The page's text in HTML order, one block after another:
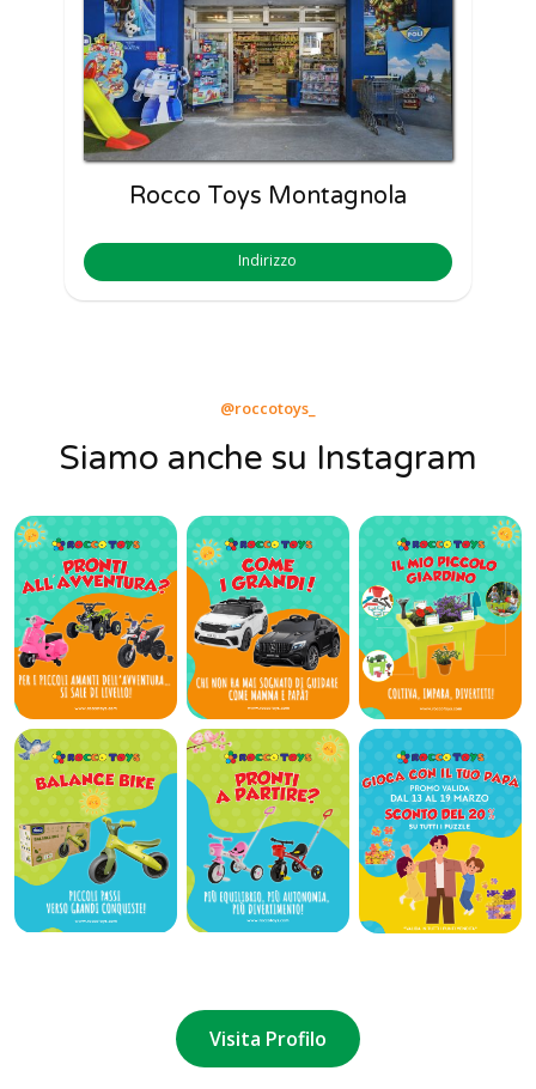
Rocco Toys Montagnola
Indirizzo
@roccotoys_
Siamo anche su Instagram
Visita Profilo